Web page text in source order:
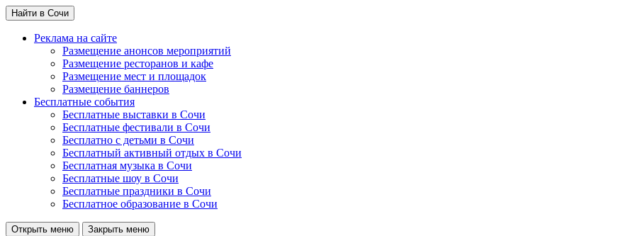
Найти в Сочи
Реклама на сайте
Размещение анонсов мероприятий
Размещение ресторанов и кафе
Размещение мест и площадок
Размещение баннеров
Бесплатные события
Бесплатные выставки в Сочи
Бесплатные фестивали в Сочи
Бесплатно с детьми в Сочи
Бесплатный активный отдых в Сочи
Бесплатная музыка в Сочи
Бесплатные шоу в Сочи
Бесплатные праздники в Сочи
Бесплатное образование в Сочи
Открыть меню Закрыть меню